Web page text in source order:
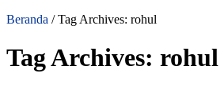
Beranda / Tag Archives: rohul
Tag Archives: rohul